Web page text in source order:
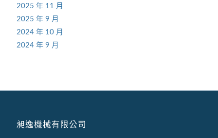
2025 年 11 月
2025 年 9 月
2024 年 10 月
2024 年 9 月
昶逸機械有限公司